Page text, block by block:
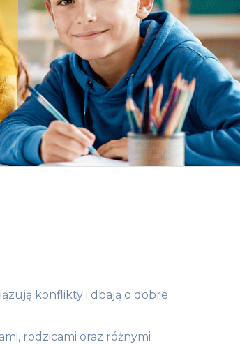
konflikty i dbają o dobre
rodzicami oraz różnymi